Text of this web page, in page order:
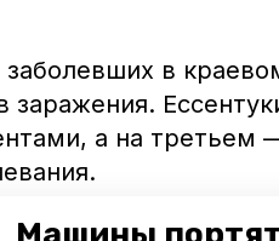
в
заражения.
а на третьем
не